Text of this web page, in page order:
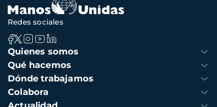
Navegación
principal
Quienes somos
Qué hacemos
Dónde trabajamos
Colabora
Redes sociales